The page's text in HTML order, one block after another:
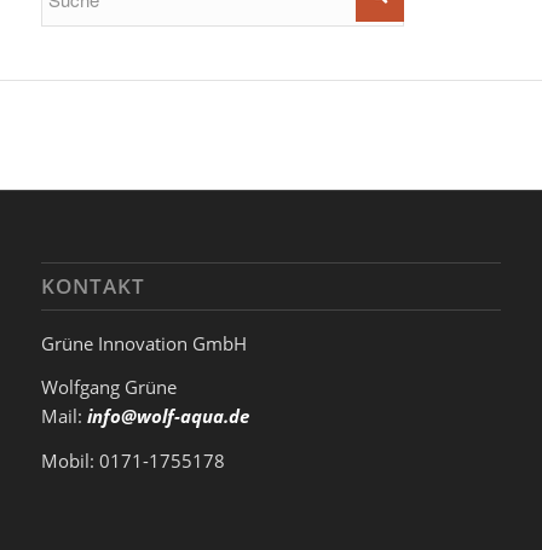
KONTAKT
Grüne Innovation GmbH
Wolfgang Grüne
Mail: info@wolf-aqua.de
Mobil: 0171-1755178